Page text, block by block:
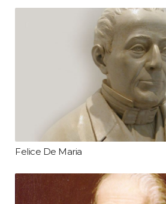
Felice De Maria